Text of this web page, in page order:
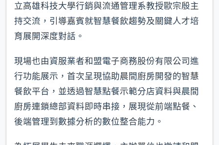
立高雄科技大學行銷與流通管理系教授歐宗殷主
持交流，引導嘉賓就智慧餐飲趨勢及關鍵人才培
育展開深度對話。
現場也由資服業者和盟電子商務股份有限公司進
行功能展示，首次呈現協助晨間廚房開發的智慧
餐飲平台，並透過智慧點餐示範分店資料與晨間
廚房連鎖總部資料即時串接，展現從前端點餐、
後端管理到數據分析的數位整合能力。